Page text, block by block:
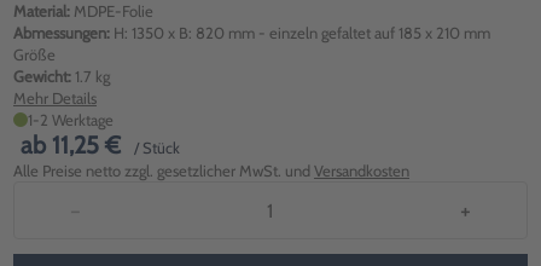
Material: MDPE-Folie
Abmessungen: H: 1350 x B: 820 mm - einzeln gefaltet auf 185 x 210 mm
Größe
Gewicht: 1.7 kg
Mehr Details
1-2 Werktage
ab 11,25 €
/ Stück
Alle Preise netto zzgl. gesetzlicher MwSt. und Versandkosten
− +